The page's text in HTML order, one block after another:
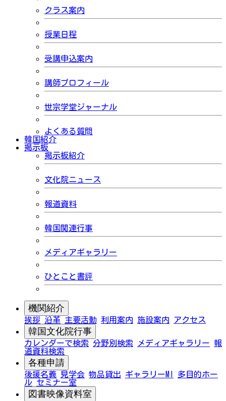
クラス案内
授業日程
受講申込案内
講師プロフィール
世宗学堂ジャーナル
よくある質問
韓国紹介
掲示板
掲示板紹介
文化院ニュース
報道資料
韓国関連行事
メディアギャラリー
ひとこと書評
機関紹介
挨拶 沿革 主要活動 利用案内 施設案内 アクセス
韓国文化院行事
カレンダーで検索 分野別検索 メディアギャラリー 報
道資料検索
各種申請
後援名義 見学会 物品貸出 ギャラリーMI
多目的ホー
ル セミナー室
図書映像資料室